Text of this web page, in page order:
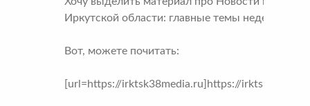
Иркутской области: главные темы недели.
Вот, можете почитать:
[url=https://irktsk38media.ru]https://